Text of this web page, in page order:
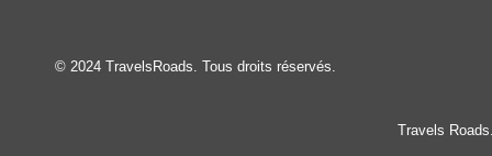
© 2024 TravelsRoads. Tous droits réservés.
Travels